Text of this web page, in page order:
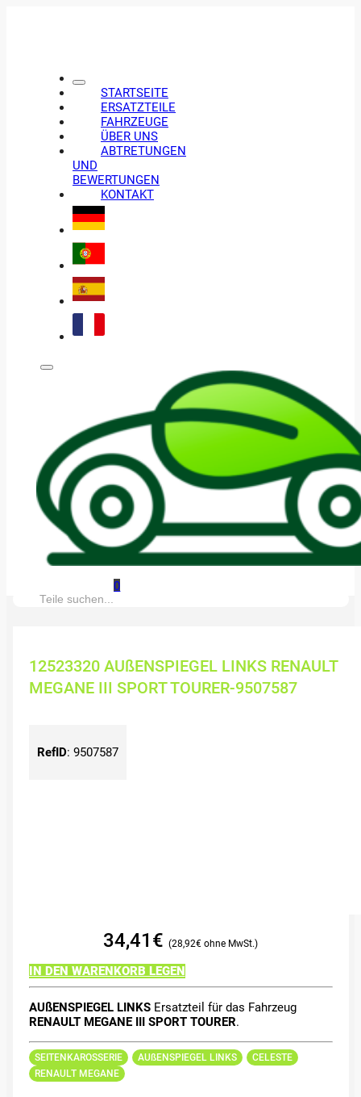
STARTSEITE
ERSATZTEILE
FAHRZEUGE
ÜBER UNS
ABTRETUNGEN
UND
BEWERTUNGEN
KONTAKT
0
Suche:
12523320 AUßENSPIEGEL LINKS RENAULT
MEGANE III SPORT TOURER-9507587
RefID: 9507587
34,41 € 28,92€
IN DEN WARENKORB LEGEN
AUßENSPIEGEL LINKSErsatzteil für das Fahrzeug
RENAULT MEGANE III SPORT TOURER.
SEITENKAROSSERIE AUßENSPIEGEL LINKS
CELESTE
RENAULT MEGANE